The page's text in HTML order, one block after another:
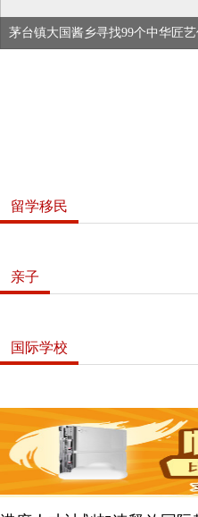
新加坡社科大学重庆设"
茅台镇大国酱乡寻找99
茅台镇大国酱乡寻找99个中华匠
留学移民
亲子
国际学校